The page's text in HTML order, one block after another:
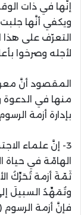
إنَّها في ذات
ويكفي أنَّها
التعرّف على هذا
لأجله وصرخوا
المقصود أنَّ
منها في الدعوة
بإدارة أزمة
3- إنَّ علماء
الهامّة في
ثَمّةَ أزمة تُحَرِّكُ
وتُمَهِّدُ السبيلَ
فإنَّ أزمة